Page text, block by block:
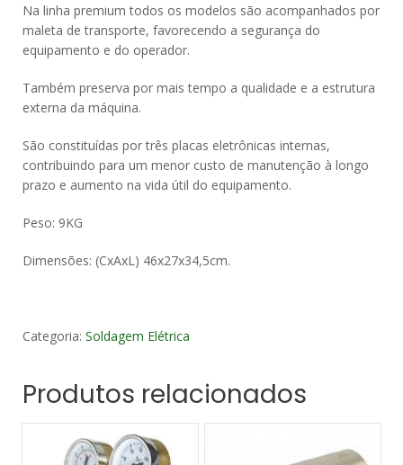
Na linha premium todos os modelos são acompanhados por
maleta de transporte, favorecendo a segurança do
equipamento e do operador.
Também preserva por mais tempo a qualidade e a estrutura
externa da máquina.
São constituídas por três placas eletrônicas internas,
contribuindo para um menor custo de manutenção à longo
prazo e aumento na vida útil do equipamento.
Peso: 9KG
Dimensões: (CxAxL) 46x27x34,5cm.
Categoria: Soldagem Elétrica
Produtos relacionados